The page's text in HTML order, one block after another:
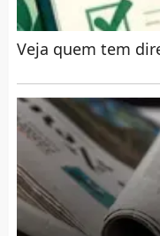
Veja quem tem